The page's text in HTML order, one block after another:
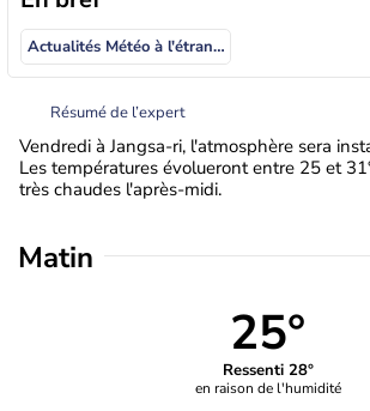
Actualités Météo à l'étranger
Résumé de l’expert
Vendredi à Jangsa-ri, l'atmosphère sera
Les températures évolueront entre 25 et
très chaudes l'après-midi.
Matin
25°
Ressenti 28°
en raison de l'humidité